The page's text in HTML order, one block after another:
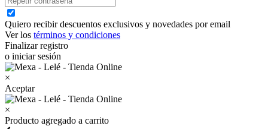
Quiero recibir descuentos exclusivos y novedades por email
Ver los términos y condiciones
Finalizar registro
o iniciar sesión
×
Aceptar
×
Producto agregado a carrito